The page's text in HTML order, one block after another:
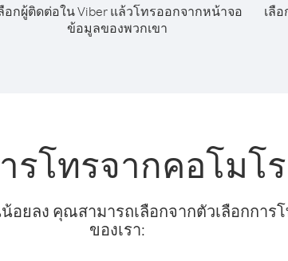
อกผู้ติดต่อใน Viber แล้วโทรออกจากหน้าจอ
ข้อมูลของพวกเขา
เลื
โทรจากคอโมโร
อยลง คุณสามารถเลือกจากตัวเลือกกา
ของเรา: